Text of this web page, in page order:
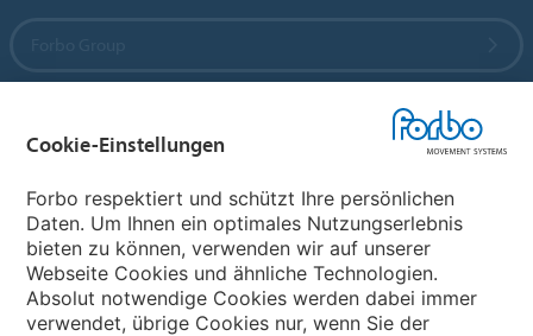
Wählen Sie ein Land
Cookie-Einstellungen
Forbo respektiert und schützt Ihre persönlichen
Daten. Um Ihnen ein optimales Nutzungserlebnis
bieten zu können, verwenden wir auf unserer
Webseite Cookies und ähnliche Technologien.
Absolut notwendige Cookies werden dabei immer
verwendet, übrige Cookies nur, wenn Sie der